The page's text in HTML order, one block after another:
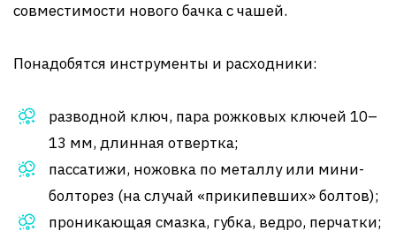
совместимости нового бачка с чашей.
Понадобятся инструменты и расходники:
разводной ключ, пара рожковых ключей 10–
13 мм, длинная отвертка;
пассатижи, ножовка по металлу или мини-
болторез (на случай «прикипевших» болтов);
проникающая смазка, губка, ведро, перчатки;